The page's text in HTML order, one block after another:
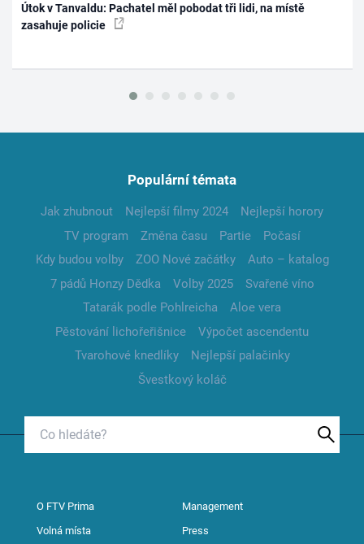
Útok v Tanvaldu: Pachatel měl pobodat tři lidi, na místě
zasahuje policie
Populární témata
Jak zhubnout Nejlepší filmy 2024
Nejlepší horory
TV program
Změna času Partie
Počasí
Kdy budou volby
ZOO Nové začátky
Auto – katalog
7 pádů Honzy Dědka
Volby 2025
Svařené víno
Tatarák podle Pohlreicha
Aloe vera
Pěstování lichořeřišnice
Výpočet ascendentu
Tvarohové knedlíky
Nejlepší palačinky
Švestkový koláč
O FTV Prima Management
Volná místa Press